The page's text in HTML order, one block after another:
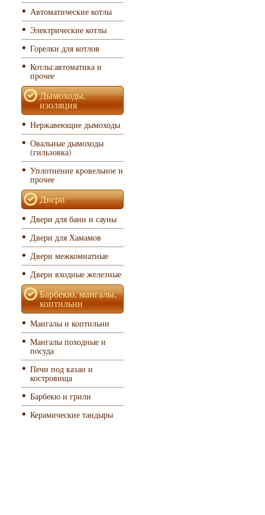
Автоматические котлы
Электрические котлы
Горелки для котлов
Котлы:автоматика и
прочее
Дымоходы,
изоляция
Нержавеющие дымоходы
Овальные дымоходы
(гильзовка)
Уплотнение кровельное и
прочее
Двери
Двери для бани и сауны
Двери для Хамамов
Двери межкомнатные
Двери входные железные
Барбекю, мангалы,
коптильни
Мангалы и коптильни
Мангалы походные и
посуда
Печи под казан и
костровища
Барбекю и грили
Керамические тандыры